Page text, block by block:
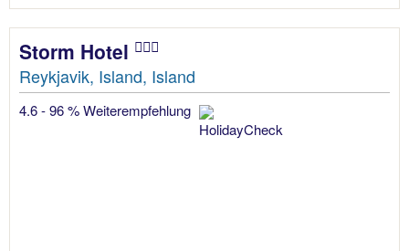
Storm Hotel
Reykjavik, Island, Island
4.6 - 96 % Weiterempfehlung